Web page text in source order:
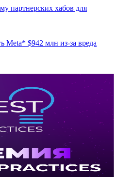
партнерских хабов для
$942 млн из-за вреда